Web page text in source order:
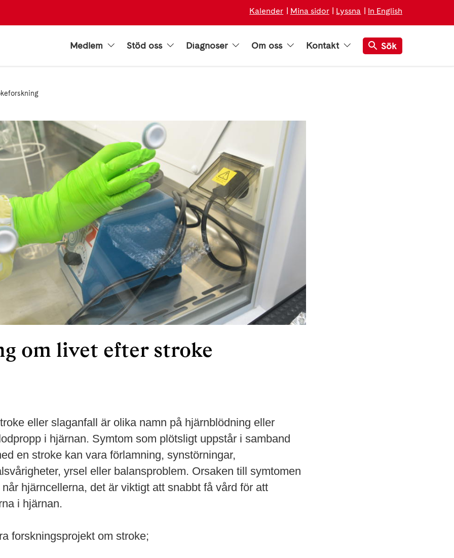
Kalender Mina sidor Lyssna In English
Medlem Stöd oss Diagnoser Om oss Kontakt Sök
om livet efter stroke
eller slaganfall är olika namn på hjärnblödning eller
i hjärnan. Symtom som plötsligt uppstår i samband
en stroke kan vara förlamning, synstörningar,
yrsel eller balansproblem. Orsaken till symtomen
hjärncellerna, det är viktigt att snabbt få vård för att
i hjärnan.
forskningsprojekt om stroke;